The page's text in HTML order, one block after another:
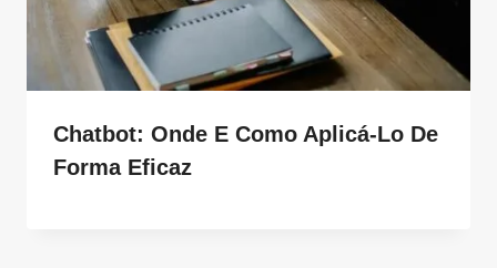
Chatbot: Onde E Como Aplicá-Lo De
Forma Eficaz